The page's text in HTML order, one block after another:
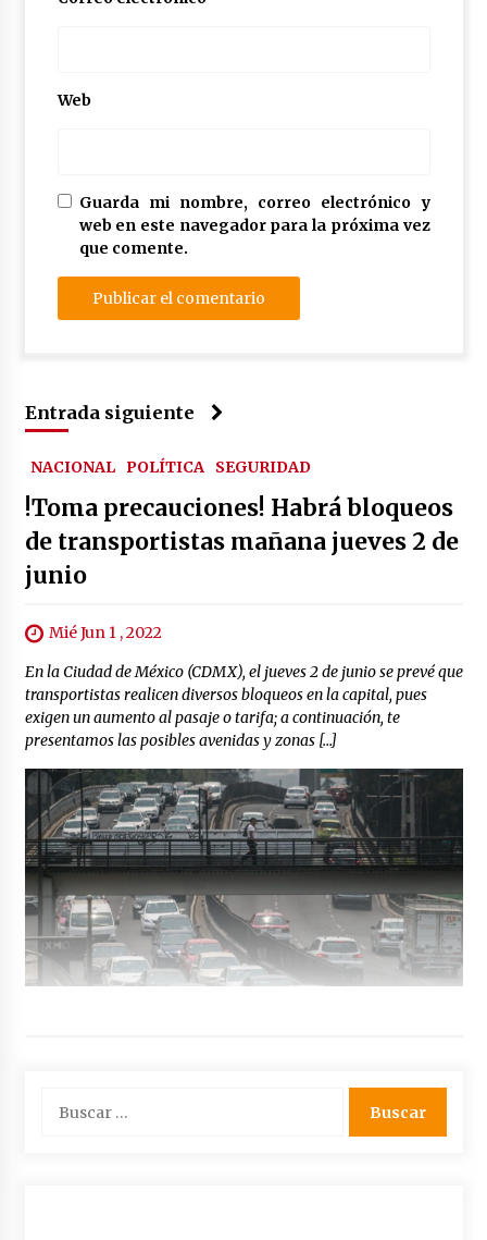
Web
Guarda mi nombre, correo electrónico y
web en este navegador para la próxima vez
que comente.
Entrada siguiente
NACIONAL POLÍTICA SEGURIDAD
!Toma precauciones! Habrá bloqueos
de transportistas mañana jueves 2 de
junio
Mié Jun 1 , 2022
En la Ciudad de México (CDMX), el jueves 2 de junio se prevé que
transportistas realicen diversos bloqueos en la capital, pues
exigen un aumento al pasaje o tarifa; a continuación, te
presentamos las posibles avenidas y zonas […]